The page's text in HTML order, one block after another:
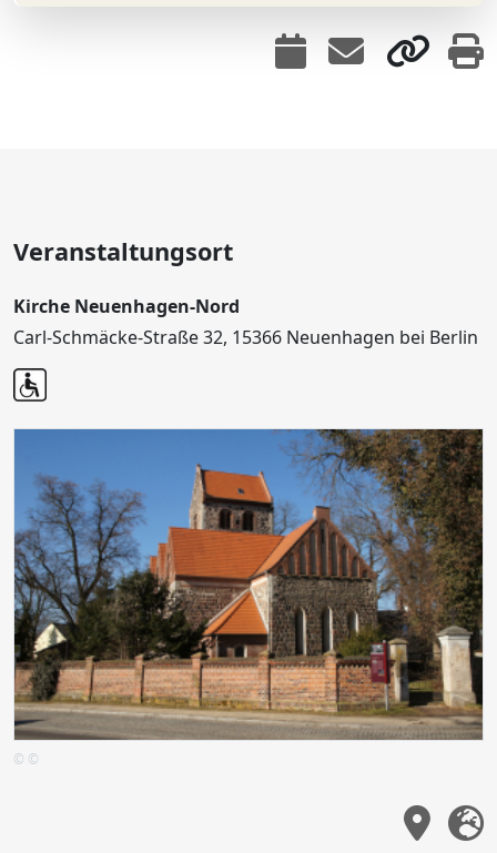
Veranstaltungsort
Kirche Neuenhagen-Nord
Carl-Schmäcke-Straße 32, 15366 Neuenhagen bei Berlin
© ©